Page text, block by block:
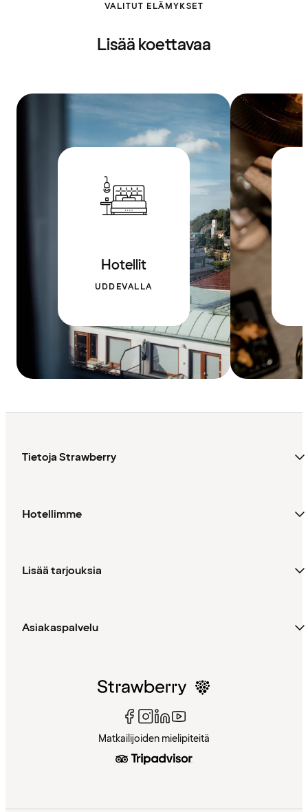
VALITUT ELÄMYKSET
Lisää koettavaa
Hotellit
UDDEVALLA
Tietoja Strawberry
Hotellimme
Lisää tarjouksia
Asiakaspalvelu
Matkailijoiden mielipiteitä